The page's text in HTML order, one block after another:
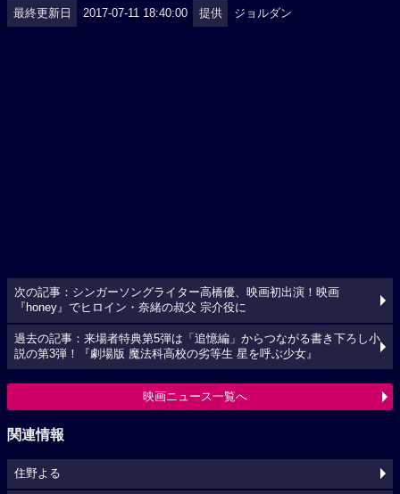
最終更新日 2017-07-11 18:40:00 提供 ジョルダン
次の記事：シンガーソングライター高橋優、映画初出演！映画
『honey』でヒロイン・奈緒の叔父 宗介役に
過去の記事：来場者特典第5弾は「追憶編」からつながる書き下ろし小
説の第3弾！『劇場版 魔法科高校の劣等生 星を呼ぶ少女』
映画ニュース一覧へ
関連情報
住野よる